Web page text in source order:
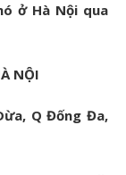
ở Hà Nội qua
NỘI
Q Đống Đa,